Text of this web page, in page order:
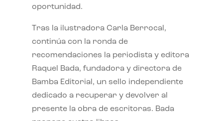
oportunidad.
Tras la ilustradora Carla Berrocal,
continúa con la ronda de
recomendaciones la periodista y editora
Raquel Bada, fundadora y directora de
Bamba Editorial, un sello independiente
dedicado a recuperar y devolver al
presente la obra de escritoras. Bada